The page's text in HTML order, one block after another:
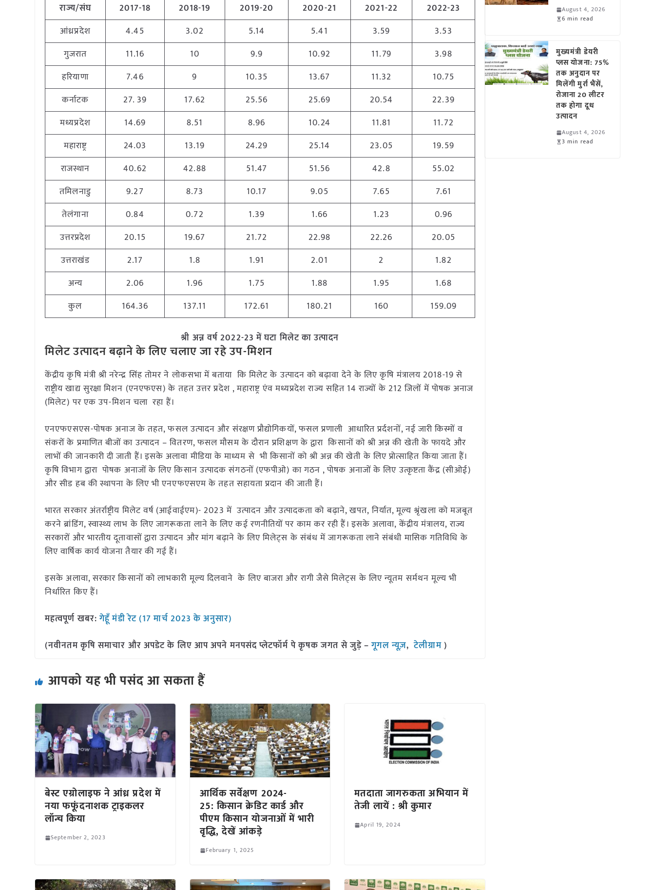
राज्य/संघ 2017-18 2018-19 2019-20 2020-21 2021-22
2022-23
आंध्रप्रदेश
4.45 3.02 5.14 5.41 3.59
3.53
गुजरात
11.16 10 9.9 10.92 11.79
3.98
हरियाणा
7.46 9 10.35 13.67 11.32
10.75
कर्नाटक
27. 39 17.62 25.56 25.69 20.54
22.39
मध्यप्रदेश
14.69 8.51 8.96 10.24 11.81
11.72
महाराष्ट्र
24.03 13.19 24.29 25.14 23.05
19.59
राजस्थान
40.62 42.88 51.47 51.56 42.8
55.02
तमिलनाडु
9.27 8.73 10.17 9.05 7.65
7.61
तेलंगाना
0.84 0.72 1.39 1.66 1.23
0.96
उत्तरप्रदेश
20.15 19.67 21.72 22.98 22.26
20.05
उत्तराखंड
2.17 1.8 1.91 2.01 2
1.82
अन्य
2.06 1.96 1.75 1.88 1.95
1.68
कुल
164.36 137.11 172.61 180.21 160 159.09
श्री अन्न वर्ष 2022-23 में घटा मिलेट का उत्पादन
मिलेट उत्पादन बढ़ाने के लिए चलाए जा रहे उप-मिशन
केंद्रीय कृषि मंत्री श्री नरेन्द्र सिंह तोमर ने लोकसभा में बताया कि मिलेट के उत्पादन को बढ़ावा देने के लिए कृषि मंत्रालय 2018-19 से
राष्ट्रीय खाद्य सुरक्षा मिशन (एनएफएस) के तहत उत्तर प्रदेश , महाराष्ट्र एंव मध्यप्रदेश राज्य सहित 14 राज्यों के 212 जिलों में पोषक अनाज
(मिलेट) पर एक उप-मिशन चला रहा हैं।
एनएफएसएस-पोषक अनाज के तहत, फसल उत्पादन और संरक्षण प्रौद्योगिकयों, फसल प्रणाली आधारित प्रर्दशनों, नई जारी किस्मों व
संकरों के प्रमाणित बीजों का उत्पादन – वितरण, फसल मौसम के दौरान प्रशिक्षण के द्वारा किसानों को श्री अन्न की खेती के फायदे और
लाभों की जानकारी दी जाती हैं। इसके अलावा मीडिया के माध्यम से भी किसानों को श्री अन्न की खेती के लिए प्रोत्साहित किया जाता हैं।
कृषि विभाग द्वारा पोषक अनाजों के लिए किसान उत्पादक संगठनों (एफपीओ) का गठन , पोषक अनाजों के लिए उत्कृष्टता कैंद्र (सीओई)
और सीड हब की स्थापना के लिए भी एनएफएसएम के तहत सहायता प्रदान की जाती हैं।
भारत सरकार अंतर्राष्ट्रीय मिलेट वर्ष (आईवाईएम)- 2023 में उत्पादन और उत्पादकता को बढ़ाने, खपत, निर्यात, मूल्य श्रृंखला को मजबूत
करने ब्रांडिंग, स्वास्थ्य लाभ के लिए जागरूकता लाने के लिए कई रणनीतियों पर काम कर रही हैं। इसके अलावा, केंद्रीय मंत्रालय, राज्य
सरकारों और भारतीय दूतावासों द्वारा उत्पादन और मांग बढ़ाने के लिए मिलेट्स के संबंध में जागरूकता लाने संबंधी मासिक गतिविधि के
लिए वार्षिक कार्य योजना तैयार की गई हैं।
इसके अलावा, सरकार किसानों को लाभकारी मूल्य दिलवाने के लिए बाजरा और रागी जैसे मिलेट्स के लिए न्यूतम सर्मथन मूल्य भी
निर्धारित किए हैं।
महत्वपूर्ण खबर:गेहूँ मंडी रेट (17 मार्च 2023 के अनुसार)
(नवीनतम कृषि समाचार और अपडेट के लिए आप अपने मनपसंद प्लेटफॉर्म पे कृषक जगत से जुड़े –गूगल न्यूज़,टेलीग्राम)
आपको यह भी पसंद आ सकता हैं
बेस्ट एग्रोलाइफ ने आंध्र प्रदेश में
नया फफूंदनाशक ट्राइकलर
लॉन्च किया
September 2, 2023
आर्थिक सर्वेक्षण 2024-
25: किसान क्रेडिट कार्ड और
पीएम किसान योजनाओं में भारी
वृद्धि, देखें आंकड़े
February 1, 2025
मतदाता जागरुकता अभियान में
तेजी लायें : श्री कुमार
April 19, 2024
August 4, 2026
6 min read
मुख्यमंत्री डेयरी
प्लस योजना: 75%
तक अनुदान पर
मिलेंगी मुर्रा भैंसें,
रोजाना 20 लीटर
तक होगा दूध
उत्पादन
August 4, 2026
3 min read